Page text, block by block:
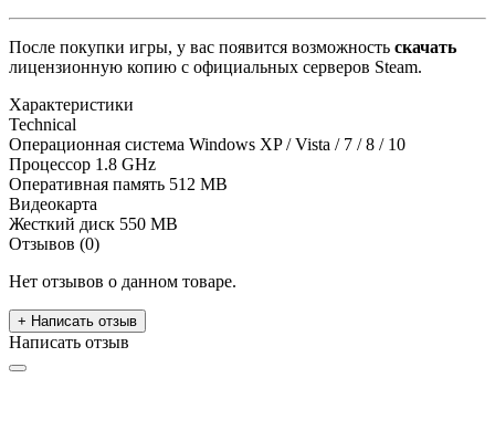
После покупки игры, у вас появится возможность скачать
лицензионную копию с официальных серверов Steam.
Характеристики
Technical
Операционная система Windows XP / Vista / 7 / 8 / 10
Процессор 1.8 GHz
Оперативная память 512 MB
Видеокарта
Жесткий диск 550 MB
Отзывов (0)
Нет отзывов о данном товаре.
+ Написать отзыв
Написать отзыв